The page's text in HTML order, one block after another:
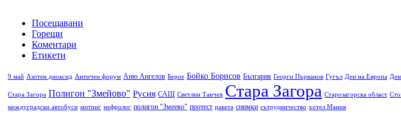
Посещавани
Горещи
Коментари
Етикети
9 май Азотен диоксид Античен форум Аню Ангелов Берое Бойко Борисов България Георги Първанов Гугъл Ден на Европа
Стара Загора Полигон "Змейово" Русия САЩ Светлин Танчев Стара Загора Старозагорска област
междуградски автобуси митинг нефролог полигон "Змеево" протест ракета снимки сътрудничество хотел Мания